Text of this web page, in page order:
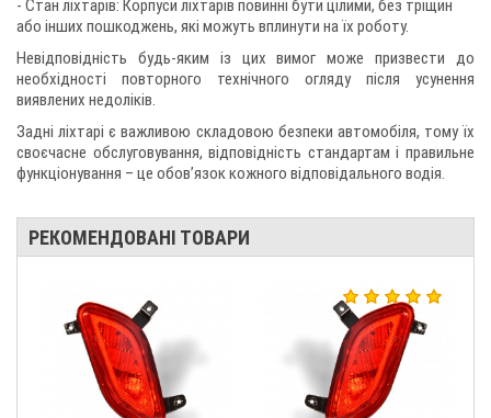
- Стан ліхтарів: Корпуси ліхтарів повинні бути цілими, без тріщин
або інших пошкоджень, які можуть вплинути на їх роботу.
Невідповідність будь-яким із цих вимог може призвести до
необхідності повторного технічного огляду після усунення
виявлених недоліків.
Задні ліхтарі є важливою складовою безпеки автомобіля, тому їх
своєчасне обслуговування, відповідність стандартам і правильне
функціонування – це обов’язок кожного відповідального водія.
РЕКОМЕНДОВАНІ ТОВАРИ